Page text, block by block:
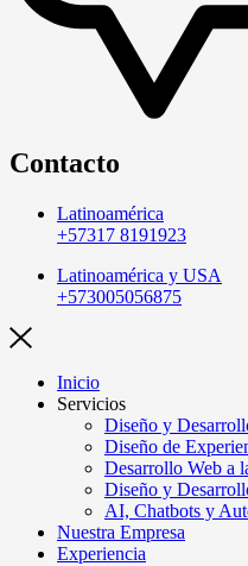
Contacto
Latinoamérica
+57317 8191923
Latinoamérica y USA
+573005056875
Inicio
Servicios
Diseño y
Diseño de
Desarrollo Web a
Diseño y
AI, Chatbots y
Nuestra Empresa
Experiencia